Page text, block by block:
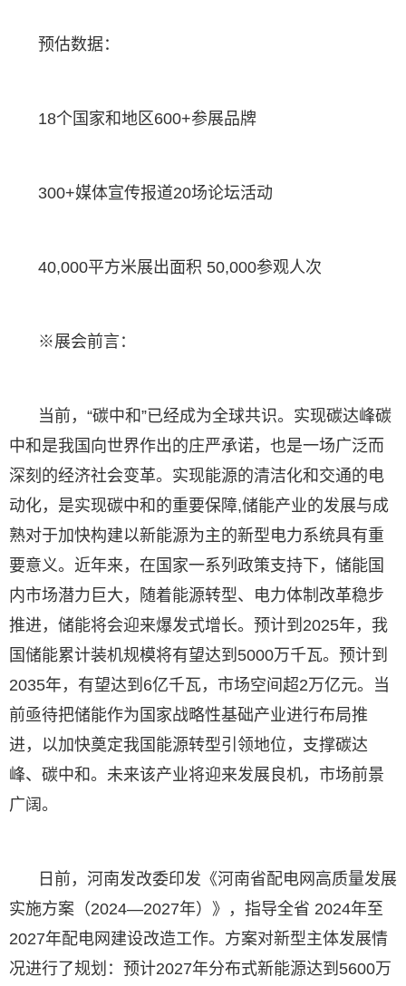
预估数据：
18个国家和地区600+参展品牌
300+媒体宣传报道20场论坛活动
40,000平方米展出面积 50,000参观人次
※展会前言：
当前，“碳中和”已经成为全球共识。实现碳达峰碳
中和是我国向世界作出的庄严承诺，也是一场广泛而
深刻的经济社会变革。实现能源的清洁化和交通的电
动化，是实现碳中和的重要保障,储能产业的发展与成
熟对于加快构建以新能源为主的新型电力系统具有重
要意义。近年来，在国家一系列政策支持下，储能国
内市场潜力巨大，随着能源转型、电力体制改革稳步
推进，储能将会迎来爆发式增长。预计到2025年，我
国储能累计装机规模将有望达到5000万千瓦。预计到
2035年，有望达到6亿千瓦，市场空间超2万亿元。当
前亟待把储能作为国家战略性基础产业进行布局推
进，以加快奠定我国能源转型引领地位，支撑碳达
峰、碳中和。未来该产业将迎来发展良机，市场前景
广阔。
日前，河南发改委印发《河南省配电网高质量发展
实施方案（2024—2027年）》，指导全省 2024年至
2027年配电网建设改造工作。方案对新型主体发展情
况进行了规划：预计2027年分布式新能源达到5600万